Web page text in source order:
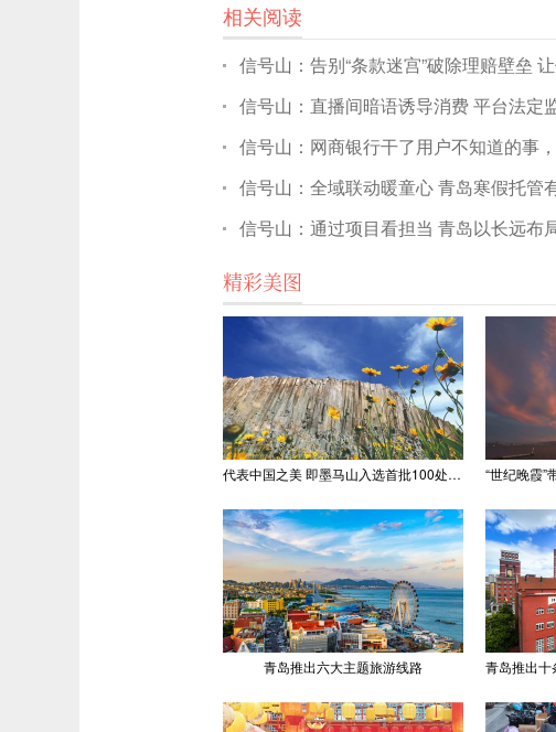
相关阅读
信号山：告别“条款迷宫”破除理赔壁垒
信号山：直播间暗语诱导消费 平台法定
信号山：网商银行干了用户不知道的事
信号山：全域联动暖童心 青岛寒假托管
信号山：通过项目看担当 青岛以长远布
精彩美图
代表中国之美 即墨马山入选首批100处“美丽中国打卡点”
青岛推出六大主题旅游线路